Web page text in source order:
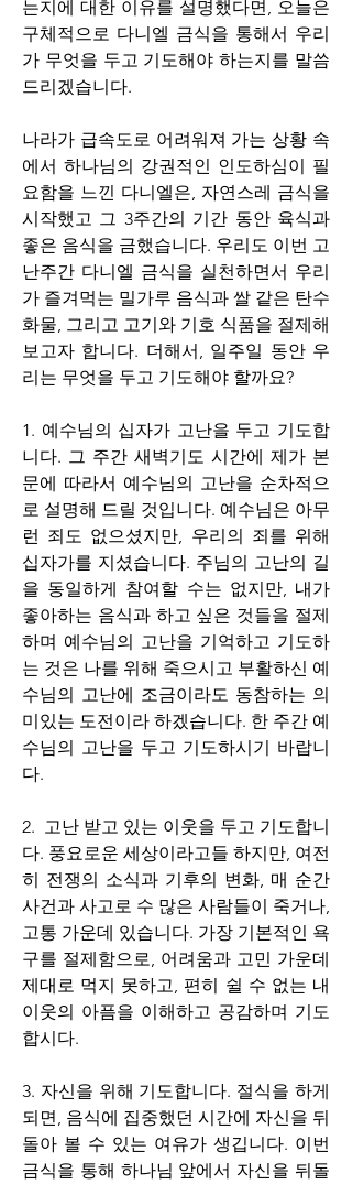
는지에 대한 이유를 설명했다면, 오늘은
구체적으로 다니엘 금식을 통해서 우리
가 무엇을 두고 기도해야 하는지를 말씀
드리겠습니다.
나라가 급속도로 어려워져 가는 상황 속
에서 하나님의 강권적인 인도하심이 필
요함을 느낀 다니엘은, 자연스레 금식을
시작했고 그 3주간의 기간 동안 육식과
좋은 음식을 금했습니다. 우리도 이번 고
난주간 다니엘 금식을 실천하면서 우리
가 즐겨먹는 밀가루 음식과 쌀 같은 탄수
화물, 그리고 고기와 기호 식품을 절제해
보고자 합니다. 더해서, 일주일 동안 우
리는 무엇을 두고 기도해야 할까요?
1. 예수님의 십자가 고난을 두고 기도합
니다. 그 주간 새벽기도 시간에 제가 본
문에 따라서 예수님의 고난을 순차적으
로 설명해 드릴 것입니다. 예수님은 아무
런 죄도 없으셨지만, 우리의 죄를 위해
십자가를 지셨습니다. 주님의 고난의 길
을 동일하게 참여할 수는 없지만, 내가
좋아하는 음식과 하고 싶은 것들을 절제
하며 예수님의 고난을 기억하고 기도하
는 것은 나를 위해 죽으시고 부활하신 예
수님의 고난에 조금이라도 동참하는 의
미있는 도전이라 하겠습니다. 한 주간 예
수님의 고난을 두고 기도하시기 바랍니
다.
2. 고난 받고 있는 이웃을 두고 기도합니
다. 풍요로운 세상이라고들 하지만, 여전
히 전쟁의 소식과 기후의 변화, 매 순간
사건과 사고로 수 많은 사람들이 죽거나,
고통 가운데 있습니다. 가장 기본적인 욕
구를 절제함으로, 어려움과 고민 가운데
제대로 먹지 못하고, 편히 쉴 수 없는 내
이웃의 아픔을 이해하고 공감하며 기도
합시다.
3. 자신을 위해 기도합니다. 절식을 하게
되면, 음식에 집중했던 시간에 자신을 뒤
돌아 볼 수 있는 여유가 생깁니다. 이번
금식을 통해 하나님 앞에서 자신을 뒤돌